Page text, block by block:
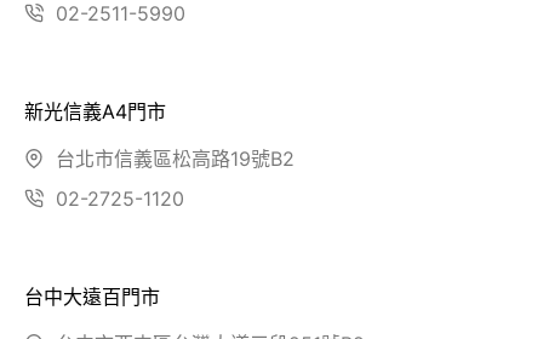
02-2511-5990
新光信義A4門市
台北市信義區松高路19號B2
02-2725-1120
台中大遠百門市